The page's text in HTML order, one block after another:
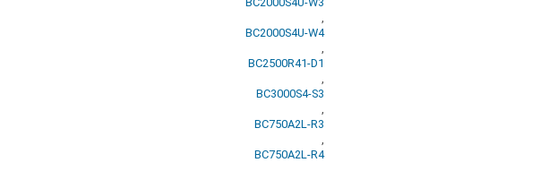
,
BC2000S4U-W4
,
BC2500R41-D1
,
BC3000S4-S3
,
BC750A2L-R3
,
BC750A2L-R4